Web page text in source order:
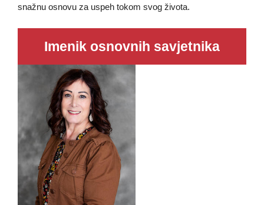
snažnu osnovu za uspeh tokom svog života.
Imenik osnovnih savjetnika